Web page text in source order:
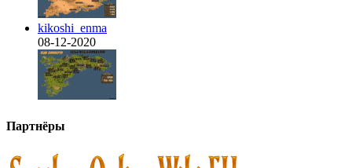
kikoshi_enma
08-12-2020
Партнёры